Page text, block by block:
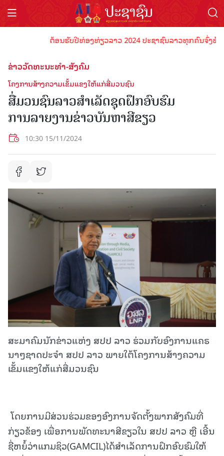
ຕ້ອນຮັບປີທ່ອງທ່ຽວລາວ 2024 ປະຊາຊົນລາວທຸກຄົນຈົ່ງພ້ອ
ຂ່າວວັດທະນະທຳ-ສັງຄົມ
ໂຄງການສ້າງຄວາມເຂັ້ມແຂງໃຫ້ແກ່ສື່ມວນຊົນ
ສື່ມວນຊົນລາວສໍາເລັດຊຸດຝຶກອົບຮົມ
ການລາຍງານຂ່າວບັນຫາສີຂຽວ
10:30 15/11/2024
ສະມາຄົມນັກຂ່າວແຫ່ງ ສປປ ລາວ ຮ່ວມກັບອົງການແຄຣ
ນາໆຊາດປະຈໍາ ສປປ ລາວ ພາຍໃຕ້ໂຄງການສ້າງຄວາມ
ເຂັ້ມແຂງໃຫ້ແກ່ສື່ມວນຊົນ
ໂດຍການມີສ່ວນຮ່ວມຂອງອົງການຈັດຕັ້ງພາກສັງຄົມທີ່
ກ່ຽວຂ້ອງ ເພື່ອການພັດທະນາສີຂຽວໃນ ສປປ ລາວ ຫຼື ເອີ້ນ
ຊື່ຫຍໍ້ວ່າແກມຊິວ(GAMCIL)ໄດ້ສໍາເລັດການຝຶກອົບຮົມໃຫ້